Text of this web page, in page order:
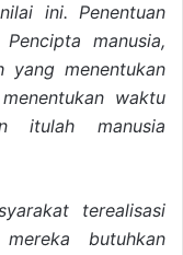
ini. Penentuan
manusia,
yang menentukan
waktu
itulah manusia
terealisasi
butuhkan